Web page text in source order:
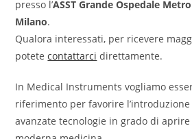
presso l’ASST Grande Ospedale
Milano.
Qualora interessati, per ricevere
potetecontattarci direttamente.
In Medical Instruments vogliamo
riferimento per favorire
avanzate tecnologie in grado di